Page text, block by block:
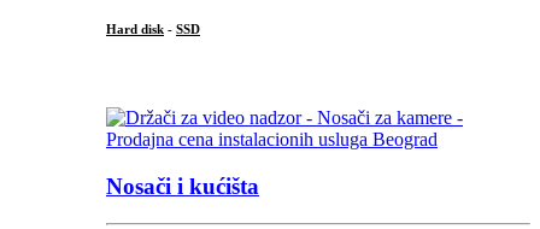
Hard disk - SSD
Nosači i kućišta